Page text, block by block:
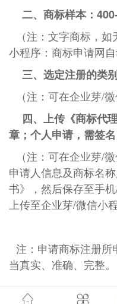
二、商标样本：
（注：文字商标，
小程序：商标申请网
三、选定注册的类
（注：可在企业芽/
四、上传《商标代
章；个人申请，需签名
（注：可在企业芽/
申请人信息及商标名
书》，然后保存至手
上传至企业芽/微信小
注：申请商标注册所
当真实、准确、完整。